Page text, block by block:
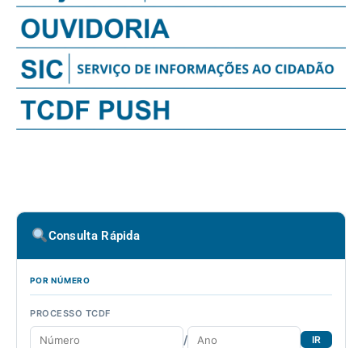
Consulta Rápida
POR NÚMERO
PROCESSO TCDF
/ IR